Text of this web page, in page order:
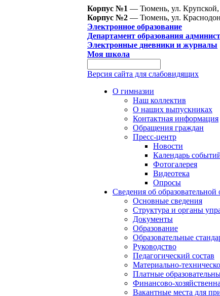
Корпус №1 — Тюмень, ул. Крупской,
Корпус №2 — Тюмень, ул.
Электронное образование
Департамент образования
Электронные дневники и журналы
Моя школа
Версия сайта для слабовидящих
О гимназии
Наш коллектив
О наших выпускниках
Контактная информация
Обращения граждан
Пресс-центр
Новости
Календарь
Фотогалерея
Видеотека
Опросы
Сведения об образовательной
Основные сведения
Структура и органы
Документы
Образование
Образовательные
Руководство
Педагогический состав
Материально-
Платные
Финансово-
Вакантные места для